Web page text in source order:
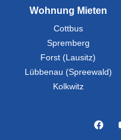
Wohnung Mieten
Cottbus
Spremberg
Forst (Lausitz)
Lübbenau (Spreewald)
Kolkwitz